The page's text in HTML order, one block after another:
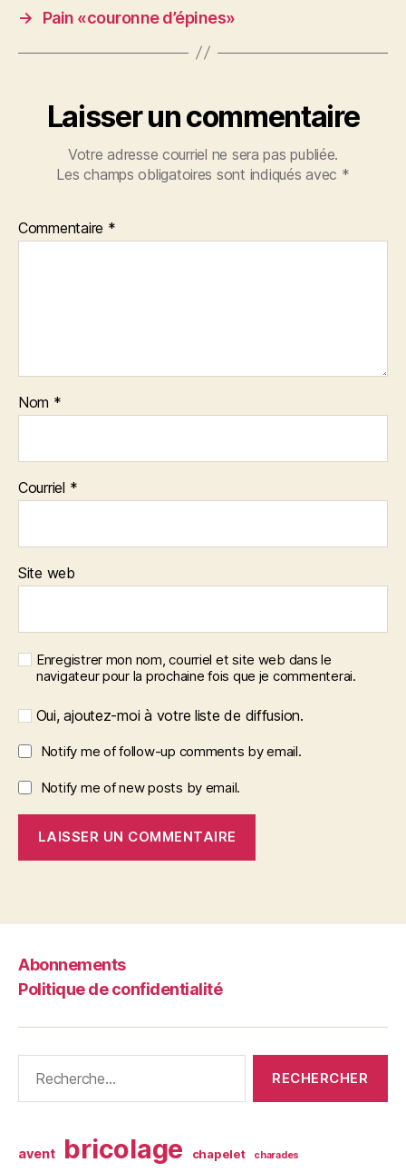
→
Pain «couronne d’épines»
Laisser un commentaire
Votre adresse courriel ne sera pas publiée.
Les champs obligatoires sont indiqués avec *
Commentaire *
Nom *
Courriel *
Site web
Enregistrer mon nom, courriel et site web dans le
navigateur pour la prochaine fois que je commenterai.
Oui, ajoutez-moi à votre liste de diffusion.
Notify me of follow-up comments by email.
Notify me of new posts by email.
Abonnements
Politique de confidentialité
avent bricolage chapelet charades